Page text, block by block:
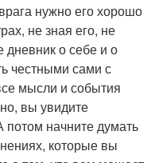
нужно его хорошо
не зная его, не
дневник о себе и о
честными сами с
мысли и события
вы увидите
потом начните думать
которые вы